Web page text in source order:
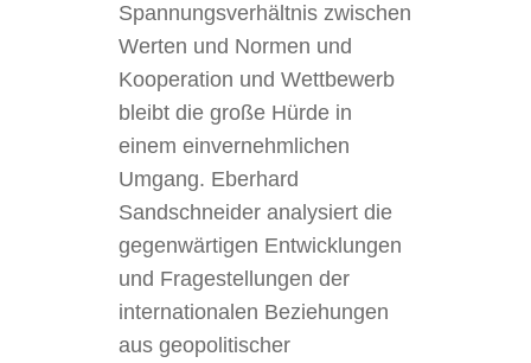
Spannungsverhältnis zwischen
Werten und Normen und
Kooperation und Wettbewerb
bleibt die große Hürde in
einem einvernehmlichen
Umgang. Eberhard
Sandschneider analysiert die
gegenwärtigen Entwicklungen
und Fragestellungen der
internationalen Beziehungen
aus geopolitischer